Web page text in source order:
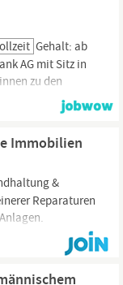
Gehalt: ab
AG mit Sitz in
zu den
Märkten Tirol,
wir ab
Immobilien
&
Reparaturen
Überprüfung
Pflege der